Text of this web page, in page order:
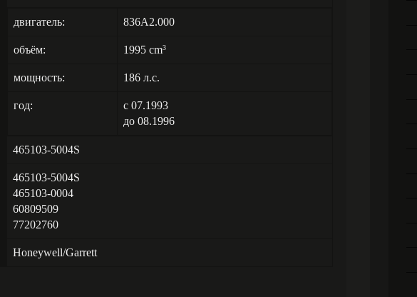
двигатель: 836A2.000
объём: 1995 cm3
мощность: 186 л.с.
год:
с 07.1993
до 08.1996
465103-5004S
465103-5004S
465103-0004
60809509
77202760
Honeywell/Garrett